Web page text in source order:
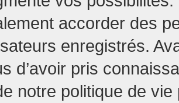
accorder des
enregistrés.
d’avoir pris
notre politique de